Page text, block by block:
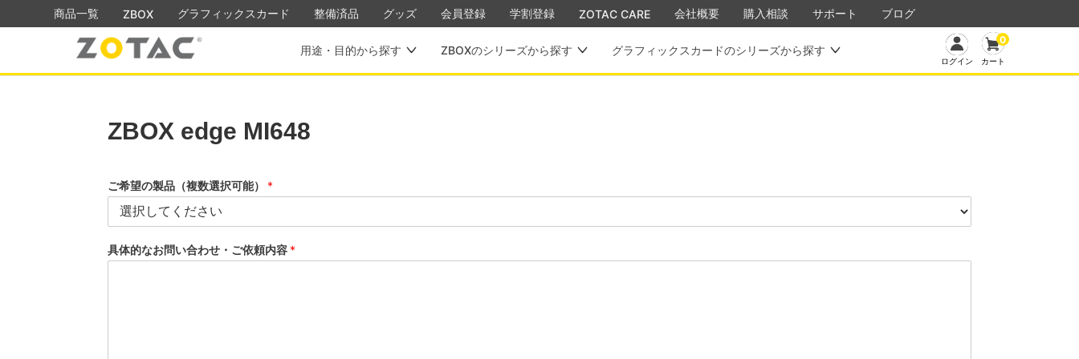
商品一覧 ZBOX グラフィックスカード 整備済品 グッズ 会員登録 学割登録 ZOTAC CARE 会社概要 購入相談 サポート ブログ
用途・目的から探す ZBOXのシリーズから探す グラフィックスカードのシリーズから探す
ログイン
0
カート
ZBOX edge MI648
ご希望の製品（複数選択可能） *
具体的なお問い合わせ・ご依頼内容 *